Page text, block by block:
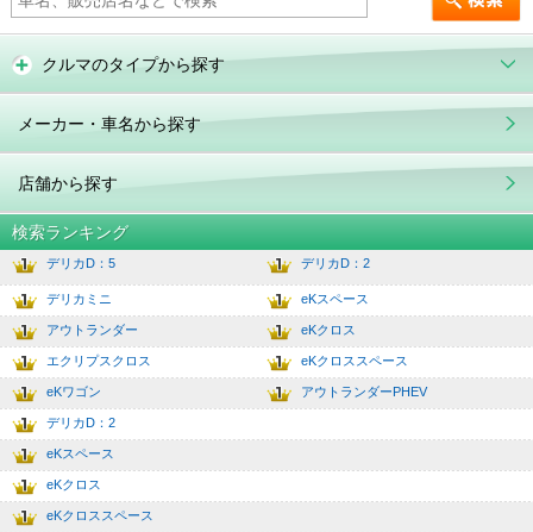
クルマのタイプから探す
メーカー・車名から探す
店舗から探す
検索ランキング
1デリカD：5 6.0
デリカD：2
2デリカミニ 7.0
eKスペース
アウトランダー 8.0
eKクロス
4エクリプスクロス 9.0
eKクロススペース
5eKワゴン 10.0
アウトランダーPHEV
6デリカD：2
7eKスペース
8eKクロス
9eKクロススペース